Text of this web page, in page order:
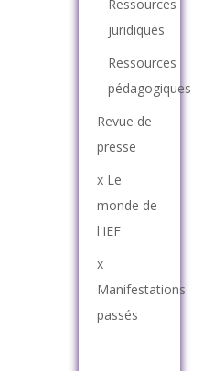
Ressources
juridiques
Ressources
pédagogiques
Revue de
presse
x Le
monde de
l'IEF
x
Manifestations
passés